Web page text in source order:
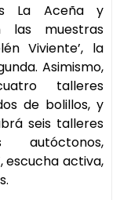
La Aceña y
las muestras
Viviente’, la
Asimismo,
talleres
de bolillos, y
seis talleres
autóctonos,
escucha activa,